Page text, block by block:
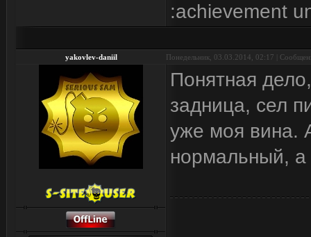
:achievement
yakovlev-daniil Понедельник, 03.03.2014, 02:17 |
Понятная
задница, сел
уже моя вина.
нормальный, а